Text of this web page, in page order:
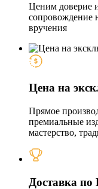
Ценим доверие
сопровождение
вручения
Цена на
Прямое
премиальные
мастерство,
Доставка